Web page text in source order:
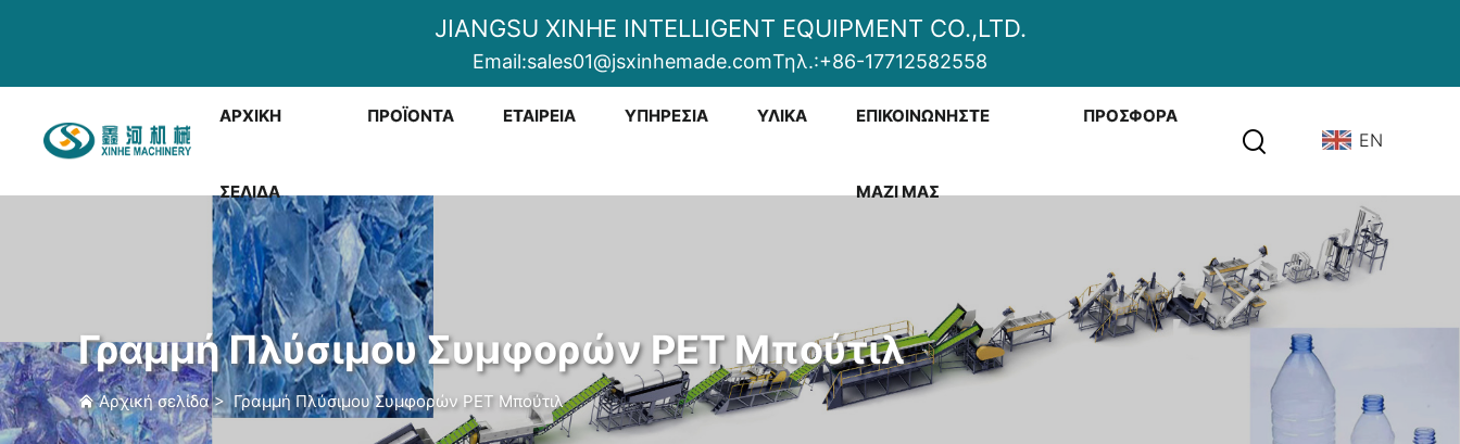
JIANGSU XINHE INTELLIGENT EQUIPMENT CO.,LTD.
Email:sales01@jsxinhemade.comΤηλ.:+86-17712582558
ΑΡΧΙΚΉ
ΣΕΛΊΔΑ
ΠΡΟΪΌΝΤΑ ΕΤΑΙΡΕΊΑ ΥΠΗΡΕΣΊΑ ΥΛΙΚΆ ΕΠΙΚΟΙΝΩΝΉΣΤΕ
ΜΑΖΊ ΜΑΣ
ΠΡΟΣΦΟΡΆ
EN
Γραμμή Πλύσιμου Συμφορών PET Μπούτιλ
Αρχική σελίδα>Γραμμή Πλύσιμου Συμφορών PET Μπούτιλ